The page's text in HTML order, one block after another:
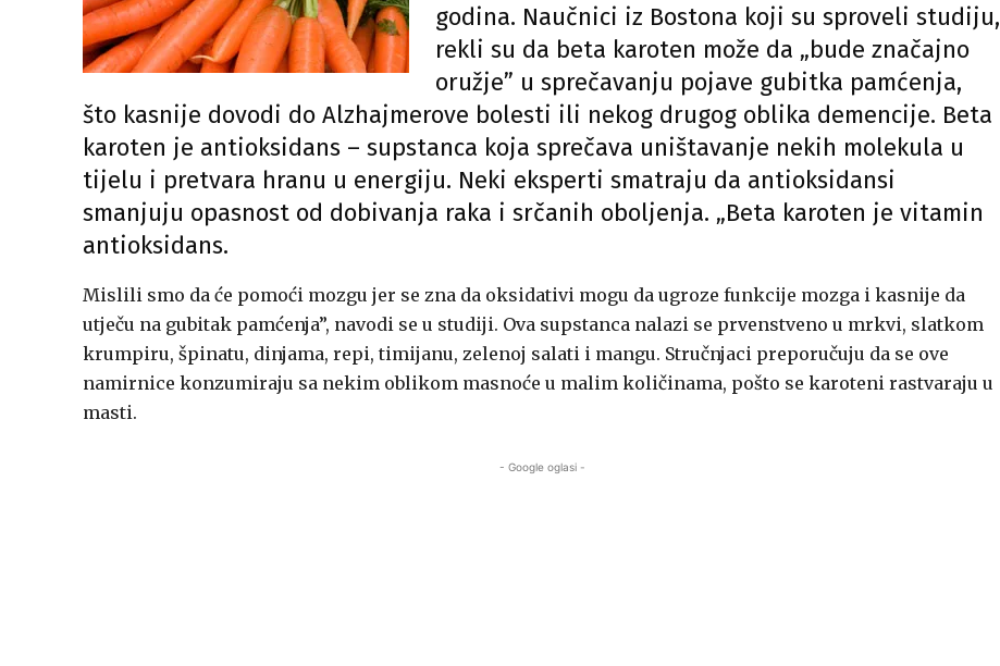
godina. Naučnici iz Bostona koji su sproveli studiju,
rekli su da beta karoten može da „bude značajno
oružje” u sprečavanju pojave gubitka pamćenja,
što kasnije dovodi do Alzhajmerove bolesti ili nekog drugog oblika demencije. Beta
karoten je antioksidans – supstanca koja sprečava uništavanje nekih molekula u
tijelu i pretvara hranu u energiju. Neki eksperti smatraju da antioksidansi
smanjuju opasnost od dobivanja raka i srčanih oboljenja. „Beta karoten je vitamin
antioksidans.
Mislili smo da će pomoći mozgu jer se zna da oksidativi mogu da ugroze funkcije mozga i kasnije da
utječu na gubitak pamćenja”, navodi se u studiji. Ova supstanca nalazi se prvenstveno u mrkvi, slatkom
krumpiru, špinatu, dinjama, repi, timijanu, zelenoj salati i mangu. Stručnjaci preporučuju da se ove
namirnice konzumiraju sa nekim oblikom masnoće u malim količinama, pošto se karoteni rastvaraju u
masti.
- Google oglasi -